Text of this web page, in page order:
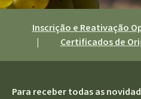
Inscrição e Reativação
|
Certificados de
Para receber todas as